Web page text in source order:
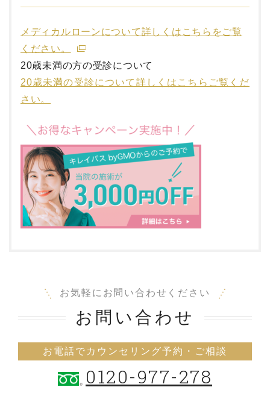
メディカルローンについて詳しくはこちらをご覧
ください。
20歳未満の方の受診について
20歳未満の受診について詳しくはこちらご覧くだ
さい。
お気軽にお問い合わせください
お問い合わせ
お電話でカウンセリング予約・ご相談
0120-977-278